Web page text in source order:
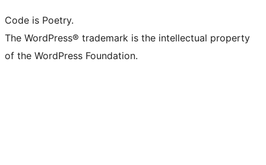
Code is Poetry.
The WordPress® trademark is the intellectual property
of the WordPress Foundation.